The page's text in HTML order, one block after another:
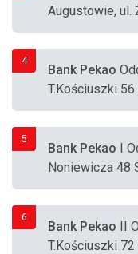
Augustowie, ul.
4
Bank Pekao
T.Kościuszki 56
5
Bank Pekao I
Noniewicza 48
6
Bank Pekao II
T.Kościuszki 72